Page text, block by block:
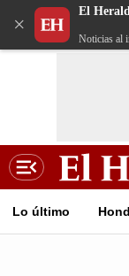
×
El
Noticias al
Lo último